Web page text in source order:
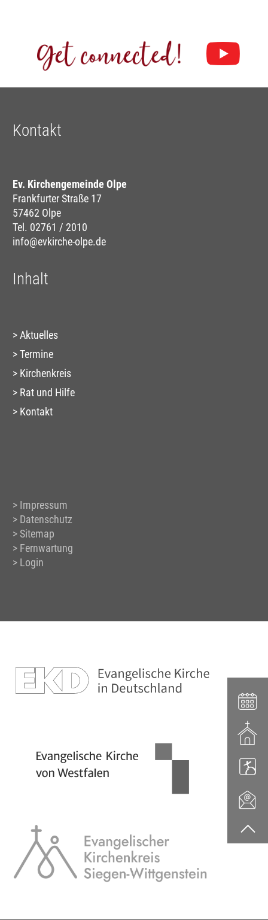
Kontakt
Ev. Kirchengemeinde Olpe
Frankfurter Straße 17
57462 Olpe
Tel. 02761 / 2010
info@evkirche-olpe.de
Inhalt
Aktuelles
Termine
Kirchenkreis
Rat und Hilfe
Kontakt
Impressum
Datenschutz
Sitemap
Fernwartung
Login